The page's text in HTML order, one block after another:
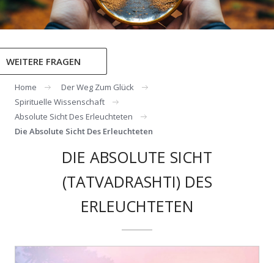
WEITERE FRAGEN
Home
Der Weg Zum Glück
Spirituelle Wissenschaft
Absolute Sicht Des Erleuchteten
Die Absolute Sicht Des Erleuchteten
DIE ABSOLUTE SICHT
(TATVADRASHTI) DES
ERLEUCHTETEN